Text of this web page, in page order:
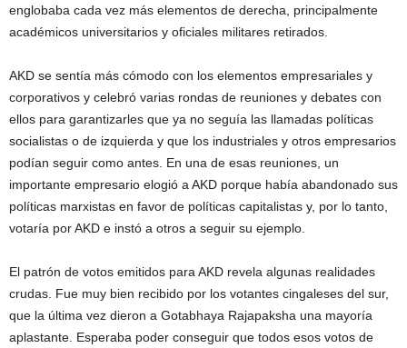
englobaba cada vez más elementos de derecha, principalmente
académicos universitarios y oficiales militares retirados.
AKD se sentía más cómodo con los elementos empresariales y
corporativos y celebró varias rondas de reuniones y debates con
ellos para garantizarles que ya no seguía las llamadas políticas
socialistas o de izquierda y que los industriales y otros empresarios
podían seguir como antes. En una de esas reuniones, un
importante empresario elogió a AKD porque había abandonado sus
políticas marxistas en favor de políticas capitalistas y, por lo tanto,
votaría por AKD e instó a otros a seguir su ejemplo.
El patrón de votos emitidos para AKD revela algunas realidades
crudas. Fue muy bien recibido por los votantes cingaleses del sur,
que la última vez dieron a Gotabhaya Rajapaksha una mayoría
aplastante. Esperaba poder conseguir que todos esos votos de